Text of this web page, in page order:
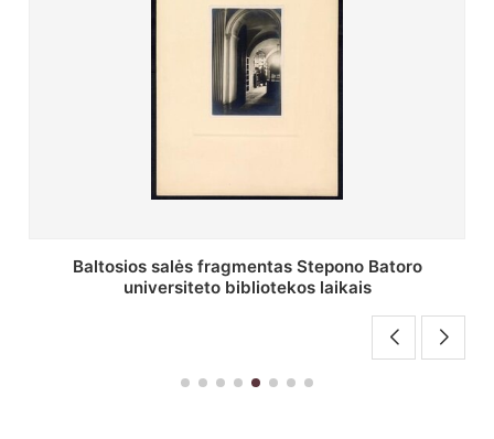
Baltosios salės fragmentas Stepono Batoro
universiteto bibliotekos laikais